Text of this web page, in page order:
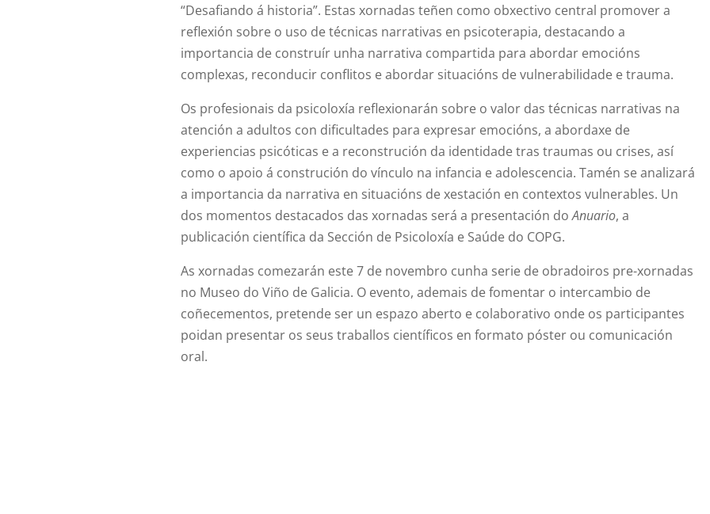
“Desafiando á historia”. Estas xornadas teñen como obxectivo central promover a
reflexión sobre o uso de técnicas narrativas en psicoterapia, destacando a
importancia de construír unha narrativa compartida para abordar emocións
complexas, reconducir conflitos e abordar situacións de vulnerabilidade e trauma.
Os profesionais da psicoloxía reflexionarán sobre o valor das técnicas narrativas na
atención a adultos con dificultades para expresar emocións, a abordaxe de
experiencias psicóticas e a reconstrución da identidade tras traumas ou crises, así
como o apoio á construción do vínculo na infancia e adolescencia. Tamén se analizará
a importancia da narrativa en situacións de xestación en contextos vulnerables. Un
dos momentos destacados das xornadas será a presentación doAnuario, a
publicación científica da Sección de Psicoloxía e Saúde do COPG.
As xornadas comezarán este 7 de novembro cunha serie de obradoiros pre-xornadas
no Museo do Viño de Galicia. O evento, ademais de fomentar o intercambio de
coñecementos, pretende ser un espazo aberto e colaborativo onde os participantes
poidan presentar os seus traballos científicos en formato póster ou comunicación
oral.